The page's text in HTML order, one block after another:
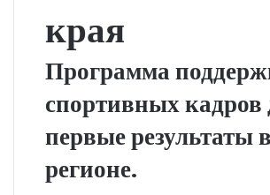
края
Программа
спортивных кадров
первые результаты в
регионе.